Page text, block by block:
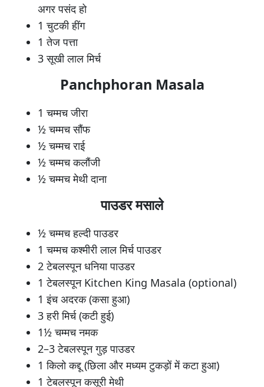
अगर पसंद हो
1 चुटकी हींग
1 तेज पत्ता
3 सूखी लाल मिर्च
Panchphoran Masala
1 चम्मच जीरा
½ चम्मच सौंफ
½ चम्मच राई
½ चम्मच कलौंजी
½ चम्मच मेथी दाना
पाउडर मसाले
½ चम्मच हल्दी पाउडर
1 चम्मच कश्मीरी लाल मिर्च पाउडर
2 टेबलस्पून धनिया पाउडर
1 टेबलस्पून Kitchen King Masala (optional)
1 इंच अदरक (कसा हुआ)
3 हरी मिर्च (कटी हुई)
1½ चम्मच नमक
2–3 टेबलस्पून गुड़ पाउडर
1 किलो कद्दू (छिला और मध्यम टुकड़ों में कटा हुआ)
1 टेबलस्पून कसूरी मेथी